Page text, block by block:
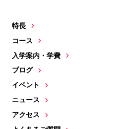
特長
コース
入学案内・学費
ブログ
イベント
ニュース
アクセス